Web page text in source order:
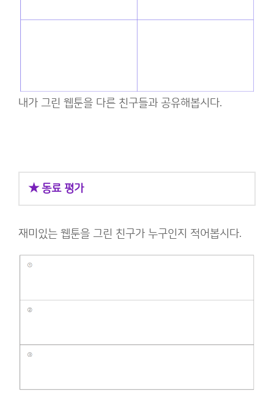
내가 그린 웹툰을 다른 친구들과 공유해봅시다.
★ 동료 평가
재미있는 웹툰을 그린 친구가 누구인지 적어봅시다.